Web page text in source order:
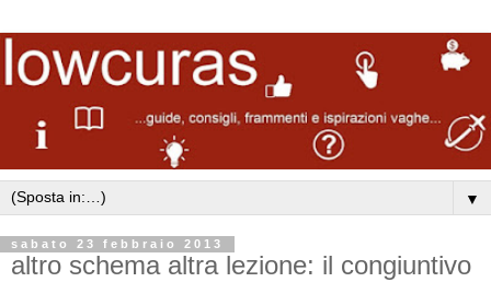
▼
sabato 23 febbraio 2013
altro schema altra lezione: il congiuntivo